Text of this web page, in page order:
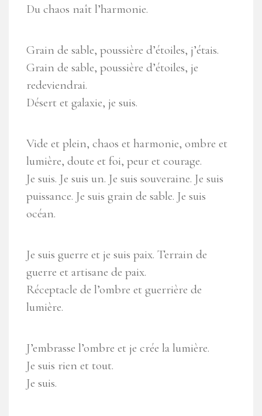
Du chaos naît l’harmonie.
Grain de sable, poussière d’étoiles, j’étais.
Grain de sable, poussière d’étoiles, je
redeviendrai.
Désert et galaxie, je suis.
Vide et plein, chaos et harmonie, ombre et
lumière, doute et foi, peur et courage.
Je suis. Je suis un. Je suis souveraine. Je suis
puissance. Je suis grain de sable. Je suis
océan.
Je suis guerre et je suis paix. Terrain de
guerre et artisane de paix.
Réceptacle de l’ombre et guerrière de
lumière.
J’embrasse l’ombre et je crée la lumière.
Je suis rien et tout.
Je suis.